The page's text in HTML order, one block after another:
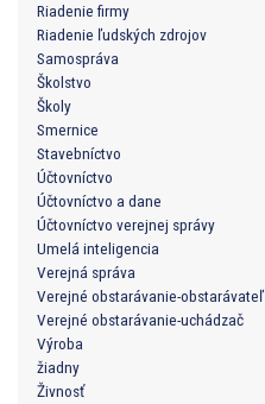
Riadenie firmy
Riadenie ľudských zdrojov
Samospráva
Školstvo
Školy
Smernice
Stavebníctvo
Účtovníctvo
Účtovníctvo a dane
Účtovníctvo verejnej správy
Umelá inteligencia
Verejná správa
Verejné obstarávanie-obstarávateľ
Verejné obstarávanie-uchádzač
Výroba
žiadny
Živnosť